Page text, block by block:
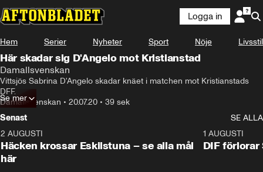
Logga in
Hem Serier Nyheter Sport Nöje Livsstil
Här skadar sig D'Angelo mot Kristianstad
Damallsvenskan
Vittsjös Sabrina D'Angelo skadar knäet i matchen mot Kristianstads
DFF.
Damallsvenskan • 20.07.20 • 39 sek
Se mer
Senast
SE ALLA
2 AUGUSTI
Häcken krossar Eskilstuna – se alla mål
här
1 AUGUSTI
DIF